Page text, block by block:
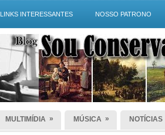
LINKS INTERESSANTES NOSSO PATRONO
MULTIMÍDIA » MÚSICA » NOTÍCIAS